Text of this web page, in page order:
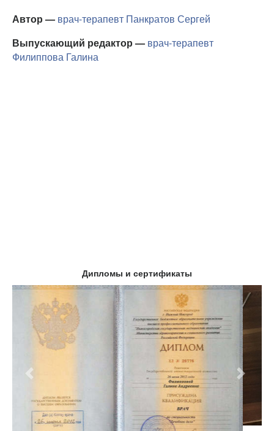
Автор — врач-терапевт Панкратов Сергей
Выпускающий редактор — врач-терапевт
Филиппова Галина
Дипломы и сертификаты